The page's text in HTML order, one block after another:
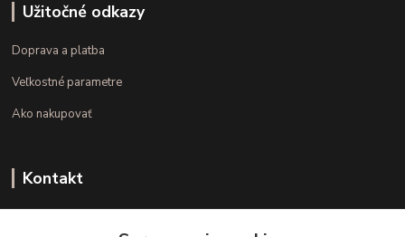
Užitočné odkazy
Doprava a platba
Veľkostné parametre
Ako nakupovať
Kontakt